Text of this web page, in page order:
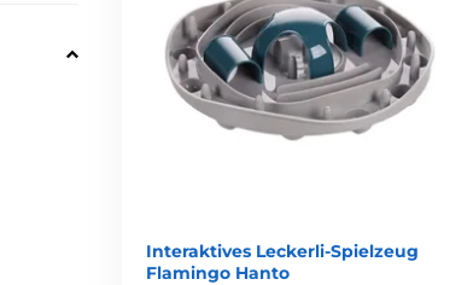
Interaktives Leckerli-Spielzeug
Flamingo Hanto